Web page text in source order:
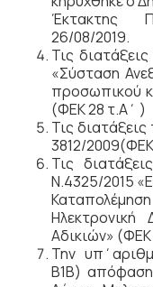
Έκτακτης
26/08/2019.
Τις
«Σύσταση
προσωπικού
(ΦΕΚ 28 τ.Α΄ )
Τις
3812/
Τις
Ν.4325/2015
Ηλεκτρονική
Αδικιών»
Την
Β1Β) απόφαση